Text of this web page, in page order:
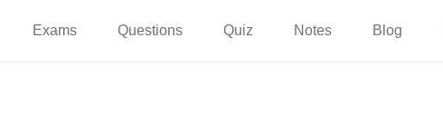
Exams Questions Quiz Notes Blog